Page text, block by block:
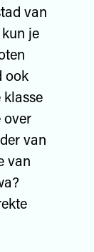
van
je
ook
over
van
van